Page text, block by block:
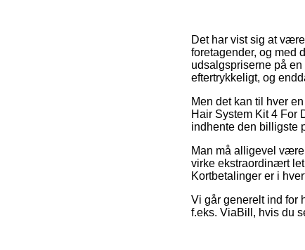
Det har vist sig at
foretagender, og med
udsalgspriserne på
eftertrykkeligt, og
Men det kan til hver
Hair System Kit 4 For
indhente den billigste
Man må alligevel
virke ekstraordinært
Kortbetalinger er i
Vi går generelt ind for
f.eks. ViaBill, hvis du